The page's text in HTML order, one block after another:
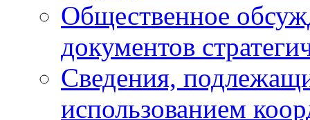
Общественное
документов
Сведения,
использованием